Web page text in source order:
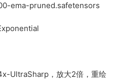
ema-pruned.safetensors
UltraSharp，放大2倍，重绘